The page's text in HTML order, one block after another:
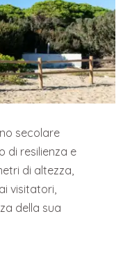
secolare
di resilienza e
di altezza,
visitatori,
della sua